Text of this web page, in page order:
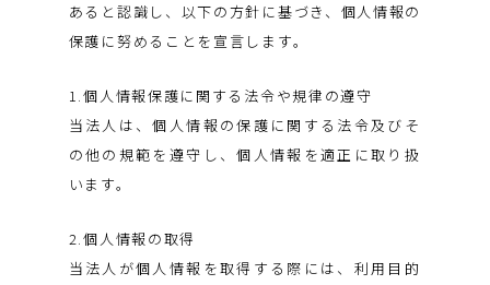
あると認識し、以下の方針に基づき、個人情報の
保護に努めることを宣言します。
1.個人情報保護に関する法令や規律の遵守
当法人は、個人情報の保護に関する法令及びそ
の他の規範を遵守し、個人情報を適正に取り扱
います。
2.個人情報の取得
当法人が個人情報を取得する際には、利用目的